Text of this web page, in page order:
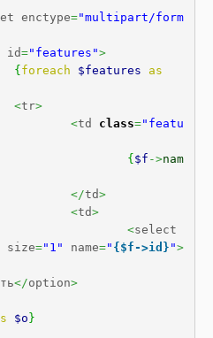
enctype="multipart/form
id="features">
{ foreach $features
as
<tr>
<td class="featu
{ $f ->nam
</td>
<td>
<
size="1" name=" {$f->id} ">
</option>
$o }